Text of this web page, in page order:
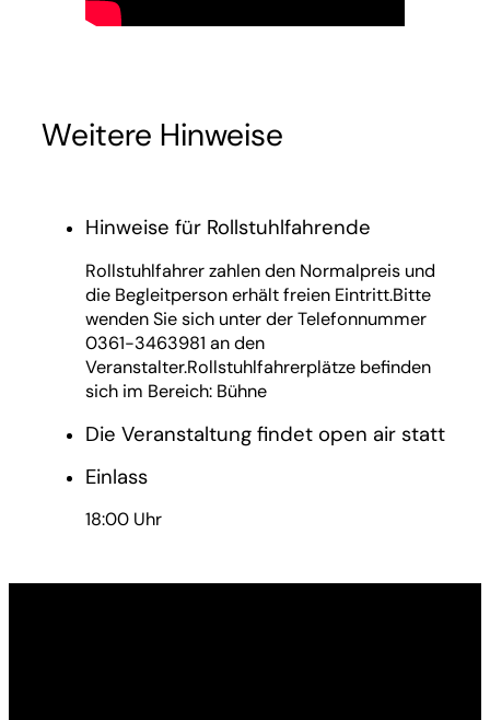
Weitere Hinweise
Hinweise für Rollstuhlfahrende
Rollstuhlfahrer zahlen den Normalpreis und
die Begleitperson erhält freien Eintritt.Bitte
wenden Sie sich unter der Telefonnummer
0361-3463981 an den
Veranstalter.Rollstuhlfahrerplätze befinden
sich im Bereich: Bühne
Die Veranstaltung findet open air statt
Einlass
18:00 Uhr